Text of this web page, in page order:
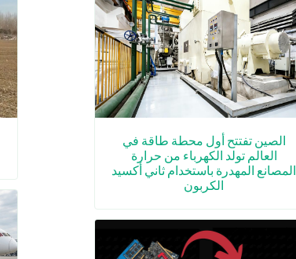
الصين تفتتح أول محطة طاقة في
العالم تولد الكهرباء من حرارة
المصانع المهدرة باستخدام ثاني أكسيد
الكربون